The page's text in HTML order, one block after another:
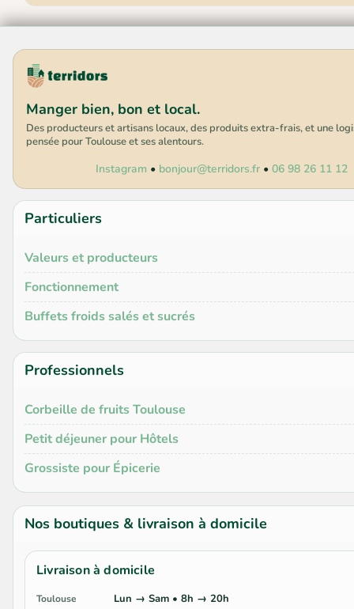
Manger bien, bon et local.
Des producteurs et artisans locaux, des produits extra-frais, et une
pensée pour Toulouse et ses alentours.
Instagram • bonjour@terridors.fr• 06 98 26 11 12
Particuliers
Valeurs et producteurs
Fonctionnement
Buffets froids salés et sucrés
Professionnels
Corbeille de fruits Toulouse
Petit déjeuner pour Hôtels
Grossiste pour Épicerie
Nos boutiques & livraison à domicile
Livraison à domicile
Toulouse Lun → Sam • 8h → 20h